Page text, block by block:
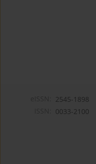
2545-1898
0033-2100